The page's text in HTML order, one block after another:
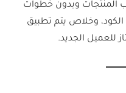
المنتجات وبدون خطوات
وخلاص يتم تطبيق
للعميل الجديد.